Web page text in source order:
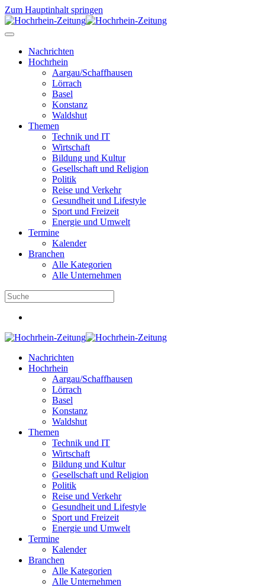
Zum Hauptinhalt springen
Nachrichten
Hochrhein
Aargau/Schaffhausen
Lörrach
Basel
Konstanz
Waldshut
Themen
Technik und IT
Wirtschaft
Bildung und Kultur
Gesellschaft und Religion
Politik
Reise und Verkehr
Gesundheit und Lifestyle
Sport und Freizeit
Energie und Umwelt
Termine
Kalender
Branchen
Alle Kategorien
Alle Unternehmen
Nachrichten
Hochrhein
Aargau/Schaffhausen
Lörrach
Basel
Konstanz
Waldshut
Themen
Technik und IT
Wirtschaft
Bildung und Kultur
Gesellschaft und Religion
Politik
Reise und Verkehr
Gesundheit und Lifestyle
Sport und Freizeit
Energie und Umwelt
Termine
Kalender
Branchen
Alle Kategorien
Alle Unternehmen